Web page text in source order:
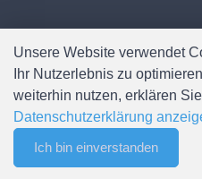
Merkliste
Unsere Website verwendet
Ihr Nutzerlebnis zu
weiterhin nutzen, erklären
Datenschutzerklärung
Ich bin einverstanden